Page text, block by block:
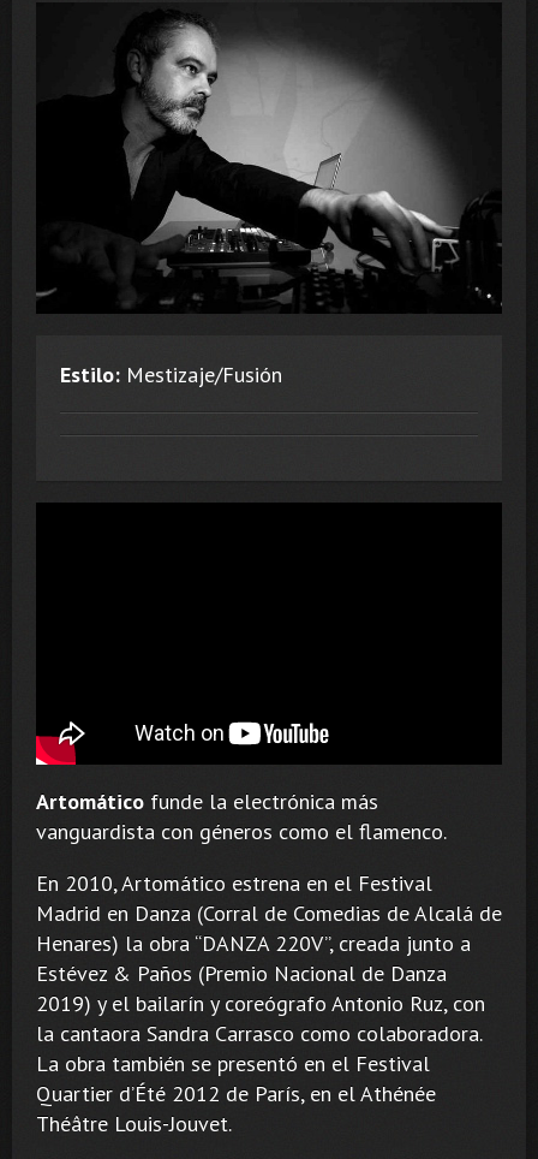
Estilo: Mestizaje/Fusión
Artomático funde la electrónica más
vanguardista con géneros como el flamenco.
En 2010, Artomático estrena en el Festival
Madrid en Danza (Corral de Comedias de Alcalá de
Henares) la obra “DANZA 220V”, creada junto a
Estévez & Paños (Premio Nacional de Danza
2019) y el bailarín y coreógrafo Antonio Ruz, con
la cantaora Sandra Carrasco como colaboradora.
La obra también se presentó en el Festival
Quartier d’Été 2012 de París, en el Athénée
Théâtre Louis-Jouvet.